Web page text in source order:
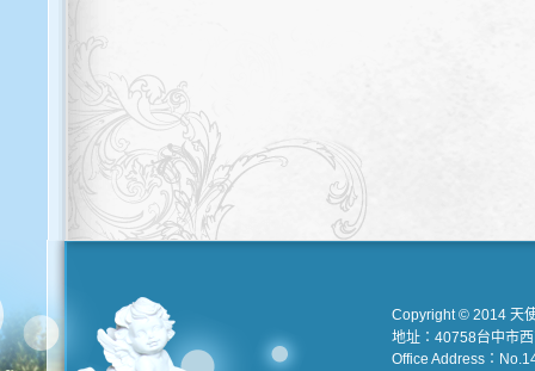
Copyright © 2014 天
地址：40758台中市
Office Address：